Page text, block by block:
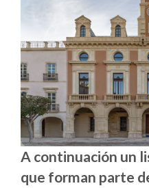
A continuación un
que forman parte